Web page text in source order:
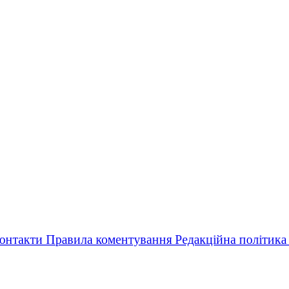
Правила коментування Редакційна політика